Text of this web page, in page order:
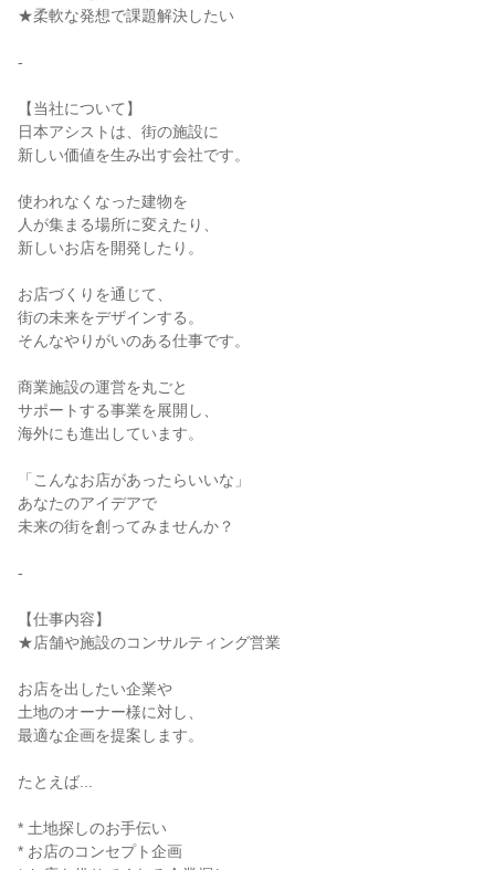
★柔軟な発想で課題解決したい
-
【当社について】
日本アシストは、街の施設に
新しい価値を生み出す会社です。
使われなくなった建物を
人が集まる場所に変えたり、
新しいお店を開発したり。
お店づくりを通じて、
街の未来をデザインする。
そんなやりがいのある仕事です。
商業施設の運営を丸ごと
サポートする事業を展開し、
海外にも進出しています。
「こんなお店があったらいいな」
あなたのアイデアで
未来の街を創ってみませんか？
-
【仕事内容】
★店舗や施設のコンサルティング営業
お店を出したい企業や
土地のオーナー様に対し、
最適な企画を提案します。
たとえば...
* 土地探しのお手伝い
* お店のコンセプト企画